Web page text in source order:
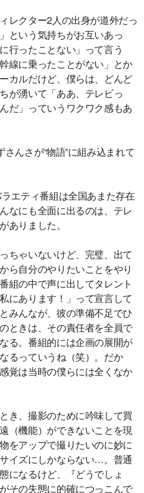
レクター2人の出身が道外だっ
という気持ちがお互いあっ
行ったことない」って言う
線に乗ったことがない」とか
カルだけど、僕らは、どんど
が湧いて「ああ、テレビっ
だ」っていうワクワク感もあ
んさが“物語”に組み込まれて
エティ番組は全国あまた存在
なにも全面に出るのは、テレ
ありました。
ちゃいないけど、完璧、出て
ら自分のやりたいことをやり
組の中で声に出してタレント
にあります！」って宣言して
みんなが、彼の準備不足でひ
ときは、その責任者を全員で
る。番組的には企画の展開が
るっていうね（笑）。だか
覚は当時の僕らには全くなか
き、撮影のために吟味して買
（機能）ができないことを現
をアップで撮りたいのに妙に
イズにしかならない…。普通
になるけど、『どうでしょ
その失態に的確につっこんで